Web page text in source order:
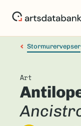
Stormurervepser
Art